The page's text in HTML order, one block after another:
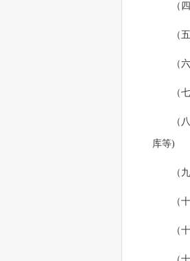
（
（
（
（
（
库等)
（
（
（